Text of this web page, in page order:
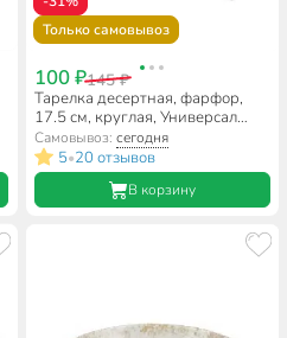
Только самовывоз
100 ₽145 ₽
Тарелка десертная, фарфор,
17.5 см, круглая, Универсал
Вавилон, Добрушский
фарфоровый завод,
3С1563Ф34
Самовывоз: сегодня
5•20 отзывов
В корзину